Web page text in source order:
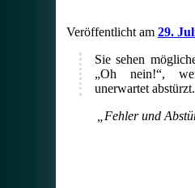
Veröffentlicht am 29.
Sie sehen
„Oh nein!“,
unerwartet abstürzt.
„Fehler und